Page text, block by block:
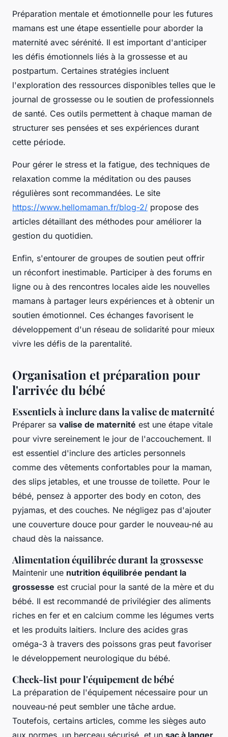
Préparation mentale et émotionnelle pour les futures
mamans est une étape essentielle pour aborder la
maternité avec sérénité. Il est important d'anticiper
les défis émotionnels liés à la grossesse et au
postpartum. Certaines stratégies incluent
l'exploration des ressources disponibles telles que le
journal de grossesse ou le soutien de professionnels
de santé. Ces outils permettent à chaque maman de
structurer ses pensées et ses expériences durant
cette période.
Pour gérer le stress et la fatigue, des techniques de
relaxation comme la méditation ou des pauses
régulières sont recommandées. Le site
https://www.hellomaman.fr/blog-2/ propose des
articles détaillant des méthodes pour améliorer la
gestion du quotidien.
Enfin, s'entourer de groupes de soutien peut offrir
un réconfort inestimable. Participer à des forums en
ligne ou à des rencontres locales aide les nouvelles
mamans à partager leurs expériences et à obtenir un
soutien émotionnel. Ces échanges favorisent le
développement d'un réseau de solidarité pour mieux
vivre les défis de la parentalité.
Organisation et préparation pour
l'arrivée du bébé
Essentiels à inclure dans la valise de maternité
Préparer sa valise de maternité est une étape vitale
pour vivre sereinement le jour de l'accouchement. Il
est essentiel d'inclure des articles personnels
comme des vêtements confortables pour la maman,
des slips jetables, et une trousse de toilette. Pour le
bébé, pensez à apporter des body en coton, des
pyjamas, et des couches. Ne négligez pas d'ajouter
une couverture douce pour garder le nouveau-né au
chaud dès la naissance.
Alimentation équilibrée durant la grossesse
Maintenir une nutrition équilibrée pendant la
grossesse est crucial pour la santé de la mère et du
bébé. Il est recommandé de privilégier des aliments
riches en fer et en calcium comme les légumes verts
et les produits laitiers. Inclure des acides gras
oméga-3 à travers des poissons gras peut favoriser
le développement neurologique du bébé.
Check-list pour l'équipement de bébé
La préparation de l'équipement nécessaire pour un
nouveau-né peut sembler une tâche ardue.
Toutefois, certains articles, comme les sièges auto